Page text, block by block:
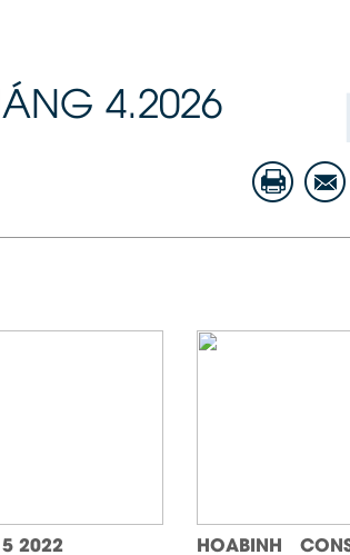
4.2026
5 2022
HOABINH